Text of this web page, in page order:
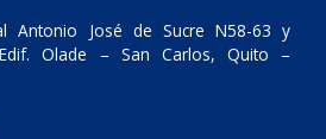
Antonio José de Sucre N58-63 y
Olade – San Carlos, Quito –